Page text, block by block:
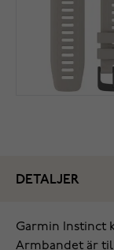
DETALJER
Garmin Instinct
Armbandet är